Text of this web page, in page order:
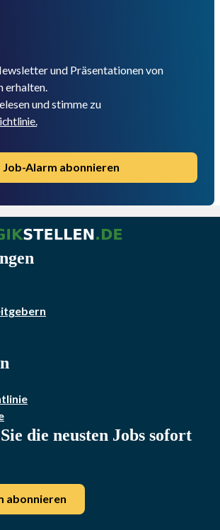
und Präsentationen von
und stimme zu
Job-Alarm abonnieren
die neusten Jobs sofort
abonnieren